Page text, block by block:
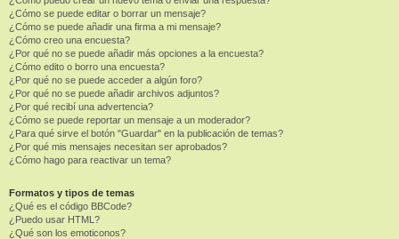
¿Cómo se puede editar o borrar un mensaje?
¿Cómo se puede añadir una firma a mi mensaje?
¿Cómo creo una encuesta?
¿Por qué no se puede añadir más opciones a la encuesta?
¿Cómo edito o borro una encuesta?
¿Por qué no se puede acceder a algún foro?
¿Por qué no se puede añadir archivos adjuntos?
¿Por qué recibí una advertencia?
¿Cómo se puede reportar un mensaje a un moderador?
¿Para qué sirve el botón "Guardar" en la publicación de temas?
¿Por qué mis mensajes necesitan ser aprobados?
¿Cómo hago para reactivar un tema?
Formatos y tipos de temas
¿Qué es el código BBCode?
¿Puedo usar HTML?
¿Qué son los emoticonos?